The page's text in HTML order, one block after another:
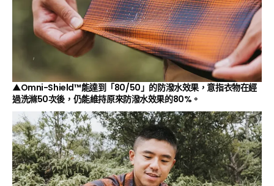
▲Omni-Shield™能達到「80/50」的防潑水效果，意指衣物在經
過洗滌50次後，仍能維持原來防潑水效果的80%。